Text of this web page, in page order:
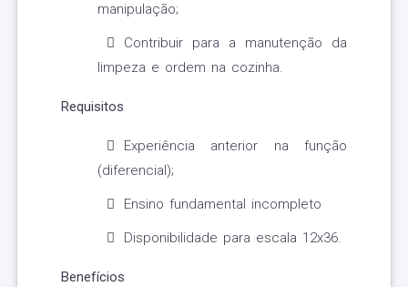
manipulação;
Contribuir para a manutenção da
limpeza e ordem na cozinha.
Requisitos
Experiência anterior na função
(diferencial);
Ensino fundamental incompleto
Disponibilidade para escala 12x36.
Benefícios